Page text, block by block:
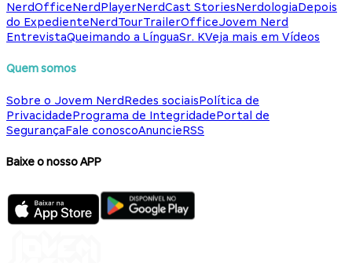
NerdOfficeNerdPlayerNerdCast StoriesNerdologiaDepois
do ExpedienteNerdTourTrailerOfficeJovem Nerd
EntrevistaQueimando a LínguaSr. KVeja mais em Vídeos
Quem somos
Sobre o Jovem NerdRedes sociaisPolítica de
PrivacidadePrograma de IntegridadePortal de
SegurançaFale conoscoAnuncieRSS
Baixe o nosso APP